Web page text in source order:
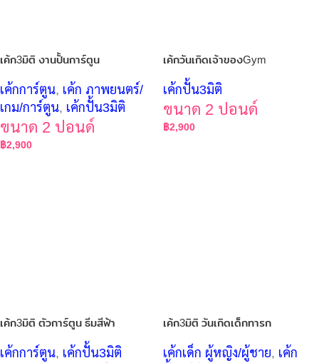
เค้ก3มิติ งานปั้นการ์ตูน
เค้กการ์ตูน, เค้ก ภาพยนตร์/
เกม/การ์ตูน, เค้กปั้น3มิติ
ขนาด 2 ปอนด์
฿2,900
เค้กวันเกิดเจ้าของGym
เค้กปั้น3มิติ
ขนาด 2 ปอนด์
฿2,900
เค้ก3มิติ ตัวการ์ตูน ธีมสีฟ้า
เค้กการ์ตูน, เค้กปั้น3มิติ
เค้ก3มิติ วันเกิดเด็กทารก
เค้กเด็ก ผู้หญิง/ผู้ชาย, เค้ก